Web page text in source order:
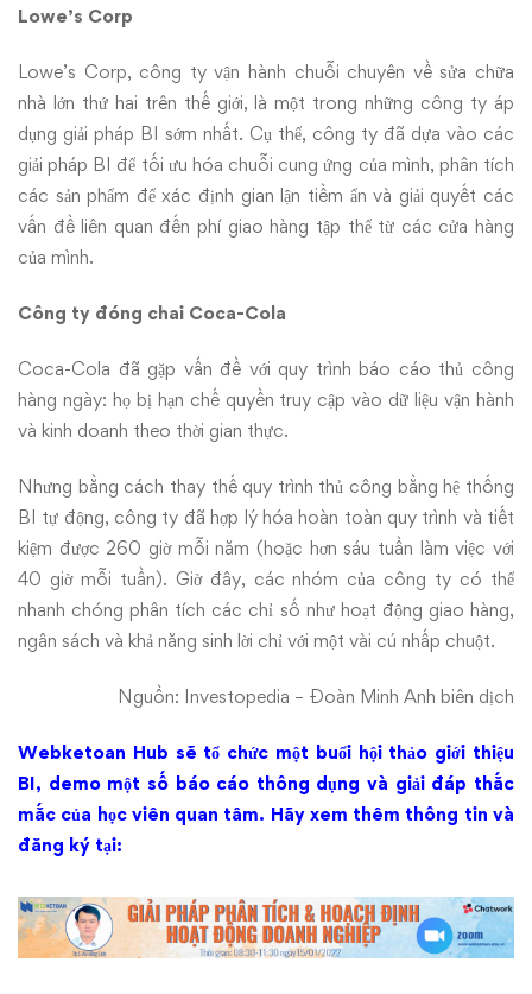
Lowe’s Corp
Lowe’s Corp, công ty vận hành chuỗi chuyên về sửa chữa
nhà lớn thứ hai trên thế giới, là một trong những công ty áp
dụng giải pháp BI sớm nhất. Cụ thể, công ty đã dựa vào các
giải pháp BI để tối ưu hóa chuỗi cung ứng của mình, phân tích
các sản phẩm để xác định gian lận tiềm ẩn và giải quyết các
vấn đề liên quan đến phí giao hàng tập thể từ các cửa hàng
của mình.
Công ty đóng chai Coca-Cola
Coca-Cola đã gặp vấn đề với quy trình báo cáo thủ công
hàng ngày: họ bị hạn chế quyền truy cập vào dữ liệu vận hành
và kinh doanh theo thời gian thực.
Nhưng bằng cách thay thế quy trình thủ công bằng hệ thống
BI tự động, công ty đã hợp lý hóa hoàn toàn quy trình và tiết
kiệm được 260 giờ mỗi năm (hoặc hơn sáu tuần làm việc với
40 giờ mỗi tuần). Giờ đây, các nhóm của công ty có thể
nhanh chóng phân tích các chỉ số như hoạt động giao hàng,
ngân sách và khả năng sinh lời chỉ với một vài cú nhấp chuột.
Nguồn: Investopedia – Đoàn Minh Anh biên dịch
Webketoan Hub sẽ tổ chức một buổi hội thảo giới thiệu
BI, demo một số báo cáo thông dụng và giải đáp thắc
mắc của học viên quan tâm. Hãy xem thêm thông tin và
đăng ký tại: